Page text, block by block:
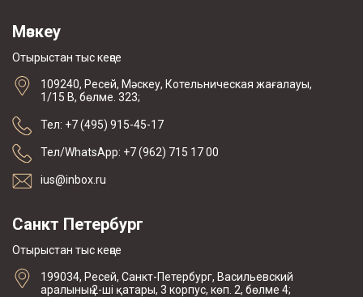
Мәскеу
Отырыстан тыс кеңсе
109240, Ресей, Мәскеу, Котельническая жағалауы,
1/15 В, бөлме. 323;
Тел: +7 (495) 915-45-17
Тел/WhatsApp: +7 (962) 715 17 00
ius@inbox.ru
Санкт Петербург
Отырыстан тыс кеңсе
199034, Ресей, Санкт-Петербург, Васильевский
аралының 2-ші қатары, 3 корпус, көп. 2, бөлме 4;